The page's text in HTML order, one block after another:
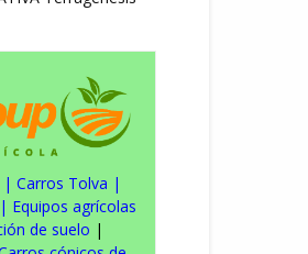
| Carros Tolva |
| Equipos agrícolas
de suelo |